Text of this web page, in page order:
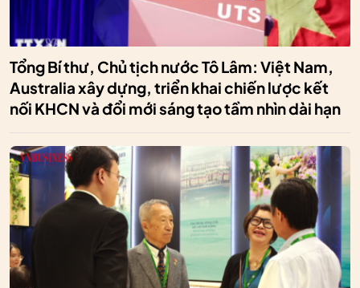
Tổng Bí thư, Chủ tịch nước Tô Lâm: Việt Nam,
Australia xây dựng, triển khai chiến lược kết
nối KHCN và đổi mới sáng tạo tầm nhìn dài hạn